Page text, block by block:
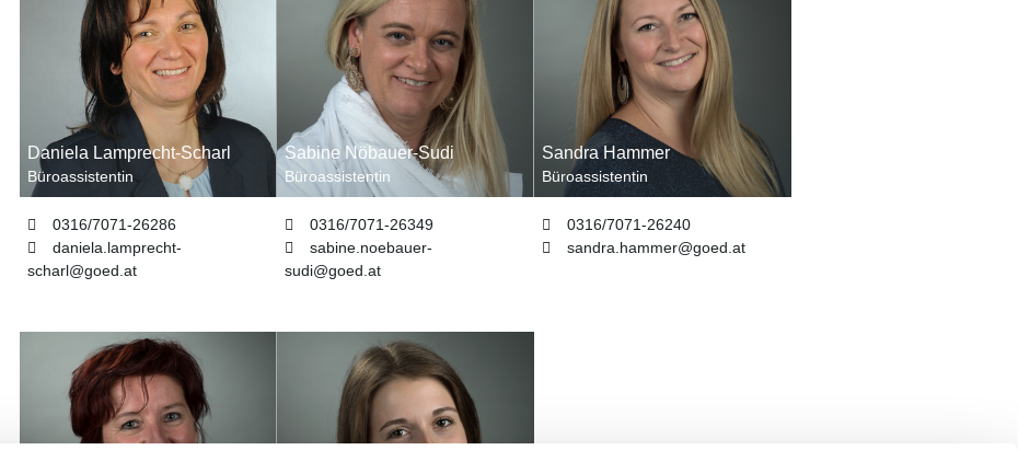
Daniela Lamprecht-Scharl
Büroassistentin
0316/7071-26286
daniela.lamprecht-
scharl@goed at
Sabine Nöbauer-Sudi
Büroassistentin
0316/7071-26349
sabine.noebauer-
sudi@goed at
Sandra Hammer
Büroassistentin
0316/7071-26240
sandra.hammer@goed at